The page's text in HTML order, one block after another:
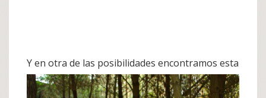
Y en otra de las posibilidades encontramos esta